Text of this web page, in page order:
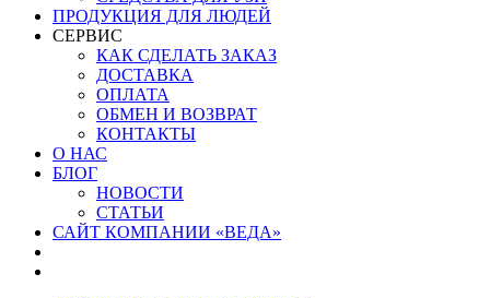
ПРОДУКЦИЯ ДЛЯ ЛЮДЕЙ
СЕРВИС
КАК СДЕЛАТЬ ЗАКАЗ
ДОСТАВКА
ОПЛАТА
ОБМЕН И ВОЗВРАТ
КОНТАКТЫ
О НАС
БЛОГ
НОВОСТИ
СТАТЬИ
САЙТ КОМПАНИИ «ВЕДА»